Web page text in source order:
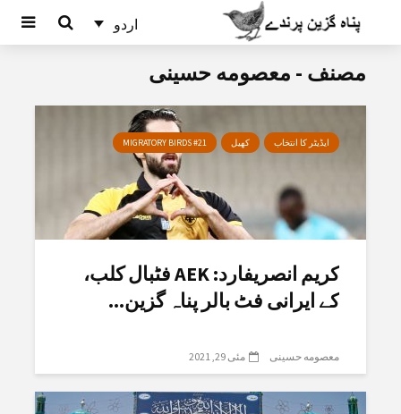
اردو
مصنف - معصومه حسینی
ایڈیٹر کا انتخاب کھیل MIGRATORY BIRDS #21
کریم انصریفارد: AEK فٹبال کلب،
کے ایرانی فٹ بالر پناہ گزین...
معصومه حسینی مئی 29, 2021